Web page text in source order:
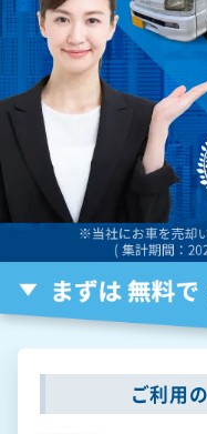
ご利用